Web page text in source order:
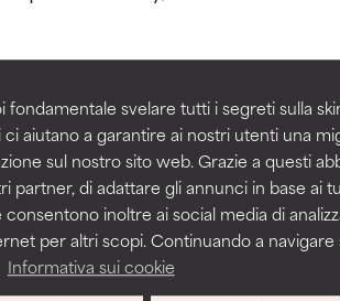
fondamentale svelare tutti i segreti sulla
ci aiutano a garantire ai nostri utenti una
sul nostro sito web. Grazie a questi
partner, di adattare gli annunci in base ai
consentono inoltre ai social media di
per altri scopi. Continuando a
Informativa sui cookie
BACK TO
to assess ingredients in this
irritante, ma può presentare problemi
problemi di altro tipo che ne limitano l'utilità.
Il rischio aumenta se combinato con
irritante, ma può presentare problemi
problemi di altro tipo che ne limitano l'utilità.
Il rischio aumenta se combinato con